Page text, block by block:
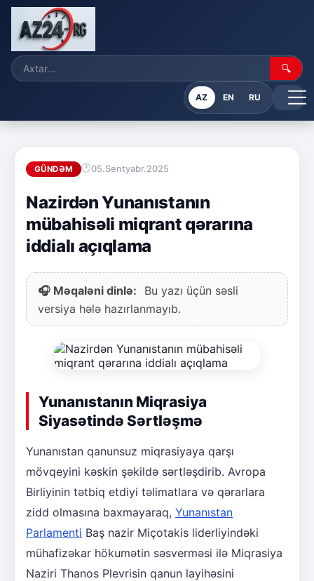
🔍
AZ EN RU
GÜNDƏM 05.Sentyabr.2025
Nazirdən Yunanıstanın
mübahisəli miqrant qərarına
iddialı açıqlama
🎧 Məqaləni dinlə:
Bu yazı üçün səsli
versiya hələ hazırlanmayıb.
Yunanıstanın Miqrasiya
Siyasətində Sərtləşmə
Yunanıstan qanunsuz miqrasiyaya qarşı
mövqeyini kəskin şəkildə sərtləşdirib. Avropa
Birliyinin tətbiq etdiyi təlimatlara və qərarlara
zidd olmasına baxmayaraq, Yunanıstan
Parlamenti Baş nazir Miçotakis liderliyindəki
mühafizəkar hökumətin səsverməsi ilə Miqrasiya
Naziri Thanos Plevrisin qanun layihəsini